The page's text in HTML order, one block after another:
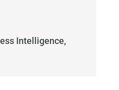
Intelligence,